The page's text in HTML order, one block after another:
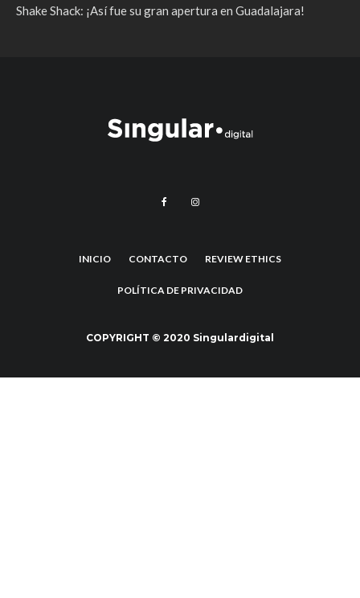
Shake Shack: ¡Así fue su gran apertura en Guadalajara!
INICIO CONTACTO REVIEW ETHICS
POLÍTICA DE PRIVACIDAD
COPYRIGHT © 2020 Singulardigital